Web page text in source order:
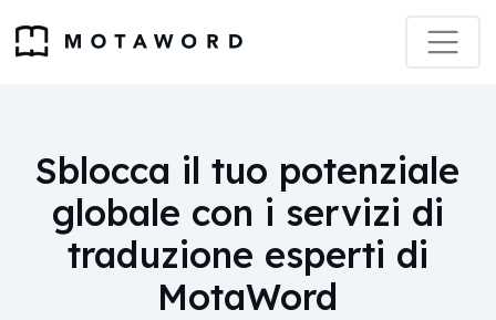
Sblocca il tuo potenziale
globale con i servizi di
traduzione esperti di
MotaWord